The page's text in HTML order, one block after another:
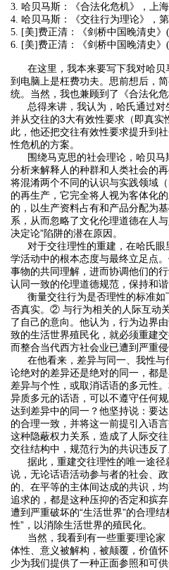
3. 哈贝马斯：《合法化危机》，上
4. 哈贝马斯：《交往行为理论》，
5. [美]费正清：《剑桥中国晚清史
6. [美]费正清：《剑桥中国晚清史
在这里，我本来要写下我对哈贝
到电脑上是枉费功夫。思前想后，
统。当然，我也兼顾到了《合法化
总得来讲，我认为，哈氏通过对
并从交往的3大有效性要求（即真
此，他还把交往有效性要求提升到
性危机的方案。
围绕马克思的社会理论，哈贝马
分析来解释人的种群和人类社会的
将混淆两个不同的认识与实践领域
的再生产，它完全将人视为客体化
的，以生产资料占有和产品分配为
系，从而忽略了文化伦理道德在人
决定论”陷阱的潜在原因。
对于交往理性的重建，在哈氏眼
学活动中的根本态度与最终立足点
事物的共同理解，进而协调他们的
认同一致的伦理道德规范，保持和
衡量交往行为是否理性的标准如
否真实。② 与行为相关的人际互动
了自己的意向。他认为，行为边界
致的生活世界殖民化，就必须重建
而整合当代西方社会业已遭到严重
在他看来，差异与同一、我性与
论绝对的差异还是绝对的同一，都
差异与个性，或取消话语的多元性
异质多元的话语，可以不遵守任何
达到差异中的同一？他坚持说：要
的合理一致，并将这一前提引入语
这种隐蔽权力关系，造成了人际交
交往结构中，规范行为的共识违反
据此，重建交往理性的唯一途径
说，无论话语活动参与者的社会、
的、在平等的主体间达成的共识，
追求的，都是这种压抑的否定和摈
遭到严重破坏的“生活世界”的合理
性”，以消除生活世界的殖民化。
当然，我看到有一些重要理论家
体性、意义被解构，被颠覆，价值
少为我们提供了一种正面参照和可